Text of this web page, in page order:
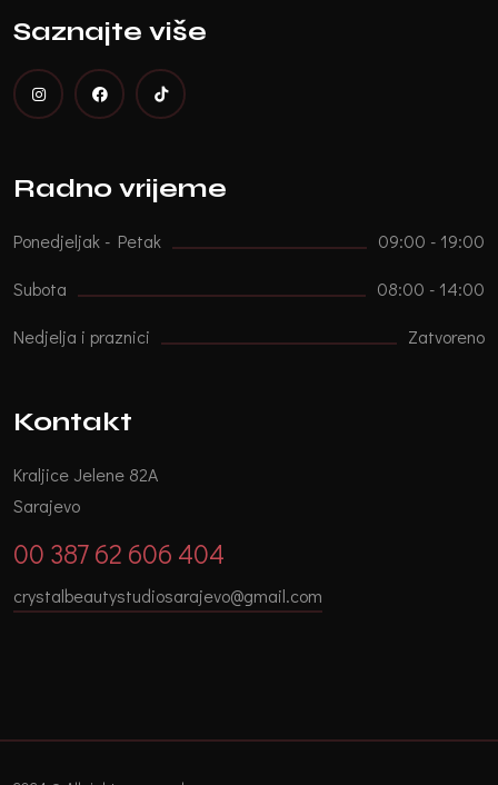
Saznajte više
Radno vrijeme
Ponedjeljak - Petak 09:00 - 19:00
Subota 08:00 - 14:00
Nedjelja i praznici Zatvoreno
Kontakt
Kraljice Jelene 82A
Sarajevo
00 387 62 606 404
crystalbeautystudiosarajevo@gmail.com